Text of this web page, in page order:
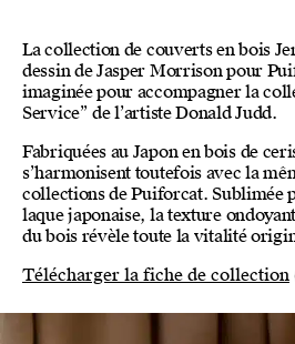
La collection de couverts en bois
dessin de Jasper Morrison pour
imaginée pour accompagner la
Service” de l’artiste Donald Judd.
Fabriquées au Japon en bois de
s’harmonisent toutefois avec la
collections de Puiforcat. Sublimée
laque japonaise, la texture
du bois révèle toute la vitalité
Télécharger la fiche de collection